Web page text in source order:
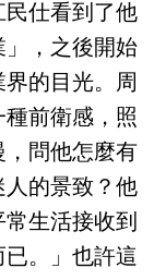
民仕看到了他
」，之後開始
的目光。周
前衛感，照
，問他怎麼有
人的景致？他
生活接收到
。」也許這